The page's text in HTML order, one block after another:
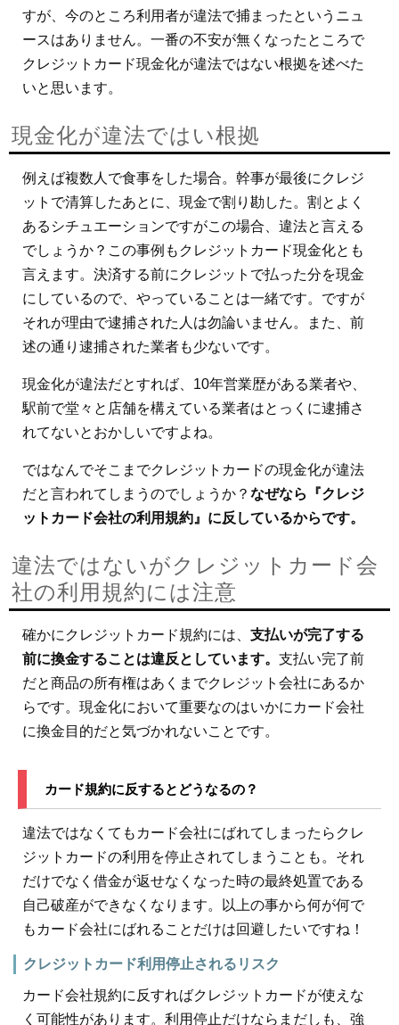
すが、今のところ利用者が違法で捕まったというニュ
ースはありません。一番の不安が無くなったところで
クレジットカード現金化が違法ではない根拠を述べた
いと思います。
現金化が違法ではい根拠
例えば複数人で食事をした場合。幹事が最後にクレジ
ットで清算したあとに、現金で割り勘した。割とよく
あるシチュエーションですがこの場合、違法と言える
でしょうか？この事例もクレジットカード現金化とも
言えます。決済する前にクレジットで払った分を現金
にしているので、やっていることは一緒です。ですが
それが理由で逮捕された人は勿論いません。また、前
述の通り逮捕された業者も少ないです。
現金化が違法だとすれば、10年営業歴がある業者や、
駅前で堂々と店舗を構えている業者はとっくに逮捕さ
れてないとおかしいですよね。
ではなんでそこまでクレジットカードの現金化が違法
だと言われてしまうのでしょうか？ なぜなら『クレジ
ットカード会社の利用規約』に反しているからです。
違法ではないがクレジットカード会
社の利用規約には注意
確かにクレジットカード規約には、 支払いが完了する
前に換金することは違反としています。 支払い完了前
だと商品の所有権はあくまでクレジット会社にあるか
らです。現金化において重要なのはいかにカード会社
に換金目的だと気づかれないことです。
カード規約に反するとどうなるの？
違法ではなくてもカード会社にばれてしまったらクレ
ジットカードの利用を停止されてしまうことも。それ
だけでなく借金が返せなくなった時の最終処置である
自己破産ができなくなります。以上の事から何が何で
もカード会社にばれることだけは回避したいですね！
クレジットカード利用停止されるリスク
カード会社規約に反すればクレジットカードが使えな
く可能性があります。利用停止だけならまだしも、強